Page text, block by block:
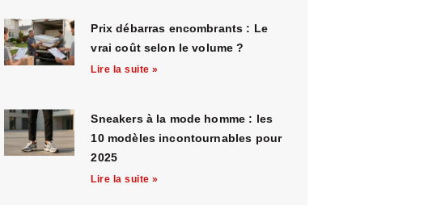
Prix débarras encombrants : Le
vrai coût selon le volume ?
Lire la suite »
Sneakers à la mode homme : les
10 modèles incontournables pour
2025
Lire la suite »